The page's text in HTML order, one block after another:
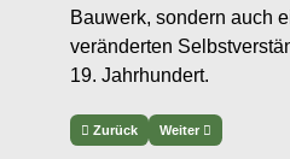
Bauwerk, sondern auch
veränderten
19. Jahrhundert.
Previous article: Turminsel:
Zurück Next article:
Weiter